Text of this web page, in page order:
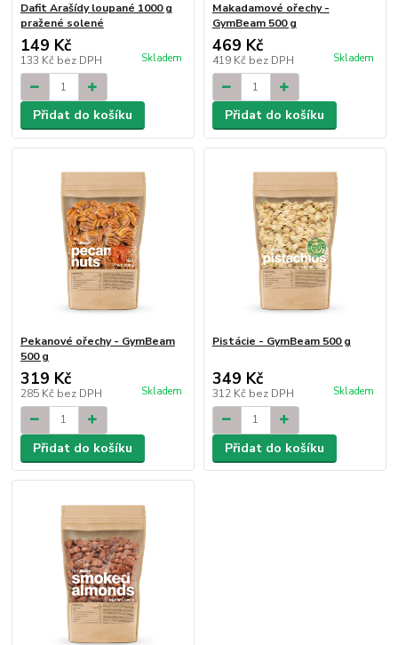
Dafit Arašídy loupané 1000 g
pražené solené
149 Kč
133 Kč bez DPH Skladem
Přidat do košíku
Makadamové ořechy -
GymBeam 500 g
469 Kč
419 Kč bez DPH Skladem
Přidat do košíku
Pekanové ořechy - GymBeam
500 g
319 Kč
285 Kč bez DPH Skladem
Přidat do košíku
Pistácie - GymBeam 500 g
349 Kč
312 Kč bez DPH Skladem
Přidat do košíku